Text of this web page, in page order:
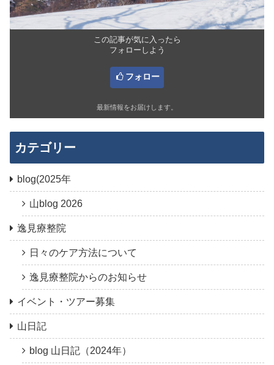
この記事が気に入ったら
フォローしよう
フォロー
最新情報をお届けします。
カテゴリー
blog(2025年
山blog 2026
逸見療整院
日々のケア方法について
逸見療整院からのお知らせ
イベント・ツアー募集
山日記
blog 山日記（2024年）